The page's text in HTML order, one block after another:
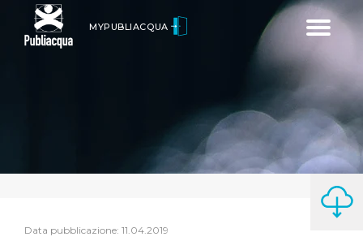
Toggle
MYPUBLIACQUA
Data pubblicazione: 11.04.2019